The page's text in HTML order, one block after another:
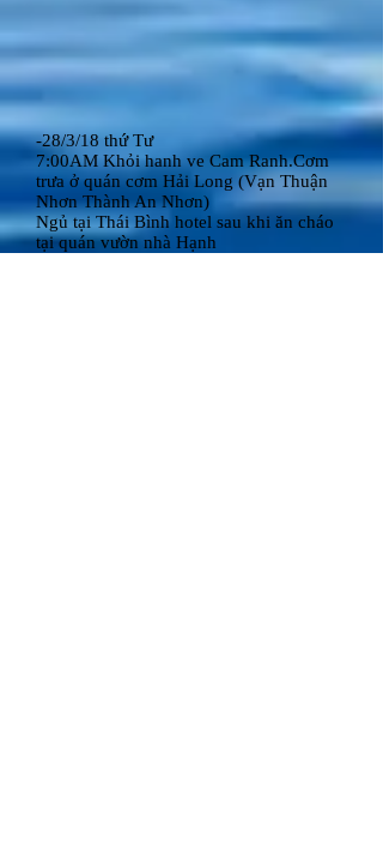
-28/3/18 thứ Tư
7:00AM Khỏi hanh ve Cam Ranh.Cơm
trưa ở quán cơm Hải Long (Vạn Thuận
Nhơn Thành An Nhơn)
Ngủ tại Thái Bình hotel sau khi ăn cháo
tại quán vườn nhà Hạnh